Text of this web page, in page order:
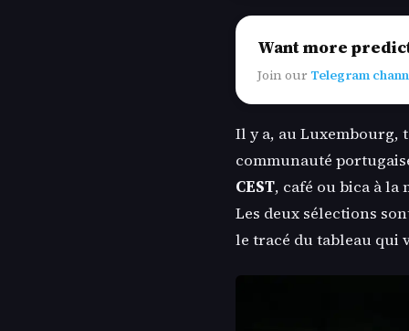
Want more
Join our Telegram
Il y a, au Luxembourg,
communauté
CEST, café ou bica à la
Les deux sélections
le tracé du tableau qui